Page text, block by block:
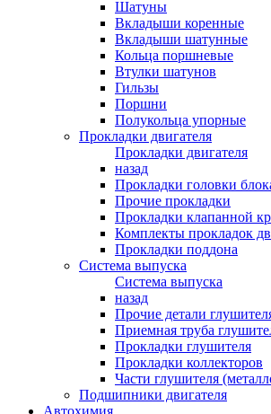
Шатуны
Вкладыши коренные
Вкладыши шатунные
Кольца поршневые
Втулки шатунов
Гильзы
Поршни
Полукольца упорные
Прокладки двигателя
Прокладки двигателя
назад
Прокладки головки
Прочие прокладки
Прокладки клапанной
Комплекты прокладок
Прокладки поддона
Система выпуска
Система выпуска
назад
Прочие детали
Приемная труба
Прокладки глушителя
Прокладки коллекторов
Части глушителя
Подшипники двигателя
Автохимия